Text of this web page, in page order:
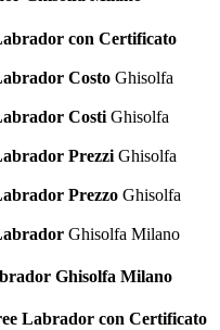
con Certificato
Costo Ghisolfa
Costi Ghisolfa
Prezzi Ghisolfa
Prezzo Ghisolfa
Ghisolfa Milano
Ghisolfa Milano
Labrador con Certificato